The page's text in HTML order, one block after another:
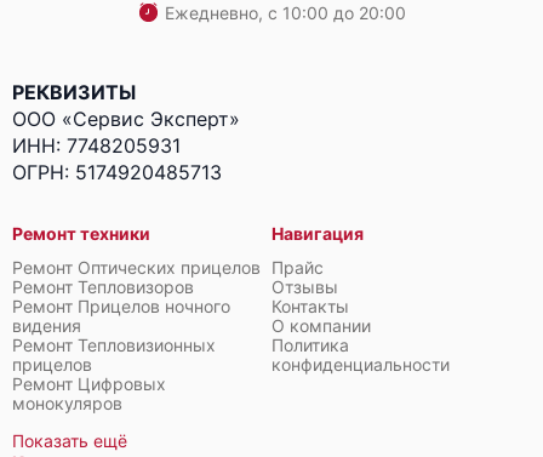
Ежедневно, с 10:00 до 20:00
РЕКВИЗИТЫ
ООО «Сервис Эксперт»
ИНН: 7748205931
ОГРН: 5174920485713
Ремонт техники
Ремонт Оптических прицелов
Ремонт Тепловизоров
Ремонт Прицелов ночного
видения
Ремонт Тепловизионных
прицелов
Ремонт Цифровых
монокуляров
Показать ещё
Навигация
Прайс
Отзывы
Контакты
О компании
Политика
конфиденциальности